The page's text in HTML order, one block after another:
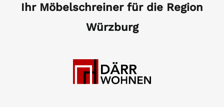
Ihr Möbelschreiner für die Region
Würzburg